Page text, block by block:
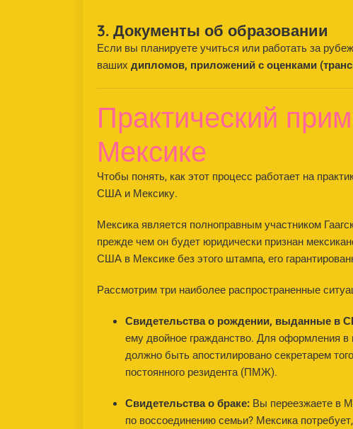
3. Документы об образовании
Если вы планируете учиться или работать за
ваших дипломов, приложений с оценками
Практический
Мексике
Чтобы понять, как этот процесс работает на
США и Мексику.
Мексика является полноправным участником
прежде чем он будет юридически признан
США в Мексике без этого штампа, его
Рассмотрим три наиболее распространенные
Свидетельства о рождении, выданные в
ему двойное гражданство. Для оформления
должно быть апостилировано секретарем
постоянного резидента (ПМЖ).
Свидетельства о браке: Вы переезжаете в
по воссоединению семьи? Мексика